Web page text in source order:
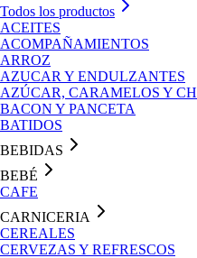
Todos los productos
ACEITES
ACOMPAÑAMIENTOS
ARROZ
AZUCAR Y ENDULZANTES
AZÚCAR, CARAMELOS Y
BACON Y PANCETA
BATIDOS
BEBIDAS
BEBÉ
CAFE
CARNICERIA
CEREALES
CERVEZAS Y REFRESCOS